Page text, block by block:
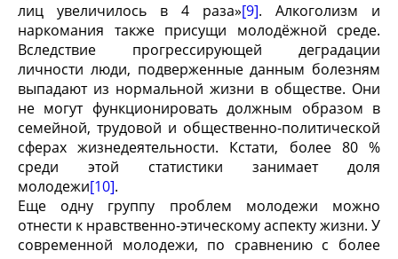
лиц увеличилось в 4 раза»[9]. Алкоголизм и
наркомания также присущи молодёжной среде.
Вследствие прогрессирующей деградации
личности люди, подверженные данным болезням
выпадают из нормальной жизни в обществе. Они
не могут функционировать должным образом в
семейной, трудовой и общественно-политической
сферах жизнедеятельности. Кстати, более 80 %
среди этой статистики занимает доля
молодежи[10].
Еще одну группу проблем молодежи можно
отнести к нравственно-этическому аспекту жизни. У
современной молодежи, по сравнению с более